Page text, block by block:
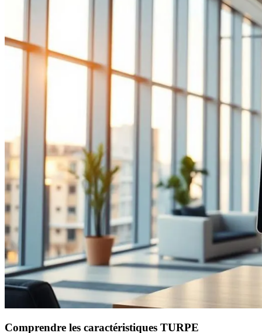
Comprendre les caractéristiques TURPE